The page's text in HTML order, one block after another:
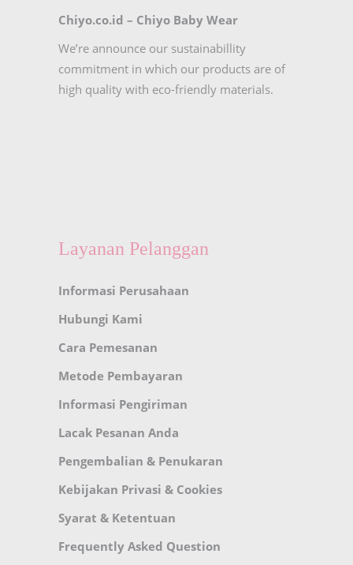
Chiyo.co.id – Chiyo Baby Wear
We’re announce our sustainabillity
commitment in which our products are of
high quality with eco-friendly materials.
Layanan Pelanggan
Informasi Perusahaan
Hubungi Kami
Cara Pemesanan
Metode Pembayaran
Informasi Pengiriman
Lacak Pesanan Anda
Pengembalian & Penukaran
Kebijakan Privasi & Cookies
Syarat & Ketentuan
Frequently Asked Question